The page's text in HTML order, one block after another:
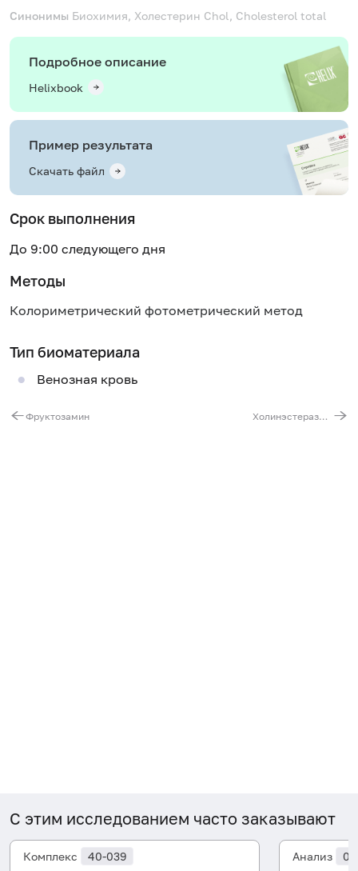
Синонимы Биохимия, Холестерин Chol, Cholesterol total
Подробное описание
Helixbook
Пример результата
Скачать файл
Срок выполнения
До 9:00 следующего дня
Методы
Колориметрический фотометрический метод
Тип биоматериала
Венозная кровь
Фруктозамин Холинэстераза в сыворотке
С этим исследованием часто заказывают
Комплекс 40-039 Анализ